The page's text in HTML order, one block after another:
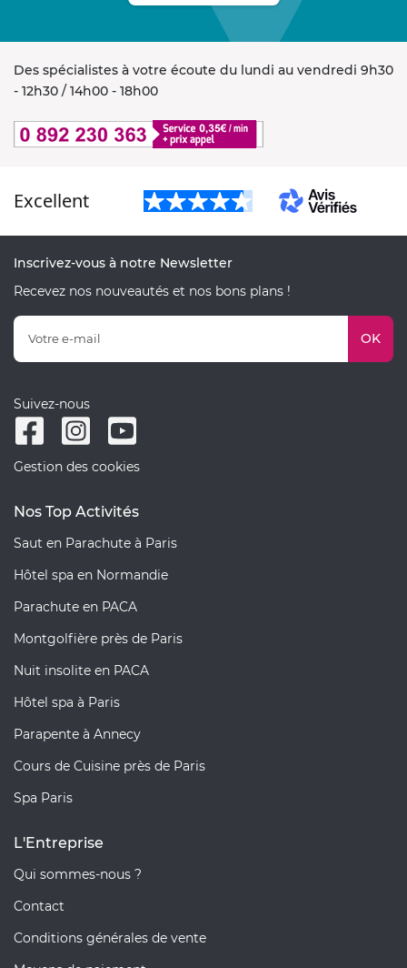
Des spécialistes à votre écoute du lundi au vendredi 9h30
- 12h30 / 14h00 - 18h00
Excellent
Inscrivez-vous à notre Newsletter
Recevez nos nouveautés et nos bons plans !
OK
Suivez-nous
Gestion des cookies
Nos Top Activités
Saut en Parachute à Paris
Hôtel spa en Normandie
Parachute en PACA
Montgolfière près de Paris
Nuit insolite en PACA
Hôtel spa à Paris
Parapente à Annecy
Cours de Cuisine près de Paris
Spa Paris
L'Entreprise
Qui sommes-nous ?
Contact
Conditions générales de vente